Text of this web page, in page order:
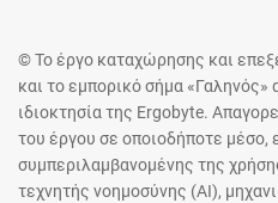
© Το έργο καταχώρησης και
και το εμπορικό σήμα «Γαληνός»
ιδιοκτησία της Ergobyte.
του έργου σε οποιοδήποτε μέσο,
συμπεριλαμβανομένης της
τεχνητής νοημοσύνης (AI),